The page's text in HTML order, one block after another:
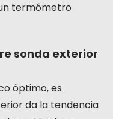
termómetro
sonda exterior
óptimo, es
da la tendencia